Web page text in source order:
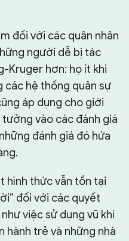
đối với các quân nhân
người dễ bị tác
Kruger hơn: họ ít khi
các hệ thống quân sự
áp dụng cho giới
tưởng vào các đánh giá
đánh giá đó hứa
hình thức vẫn tồn tại
đối với các quyết
việc sử dụng vũ khí
hành trẻ và những nhà